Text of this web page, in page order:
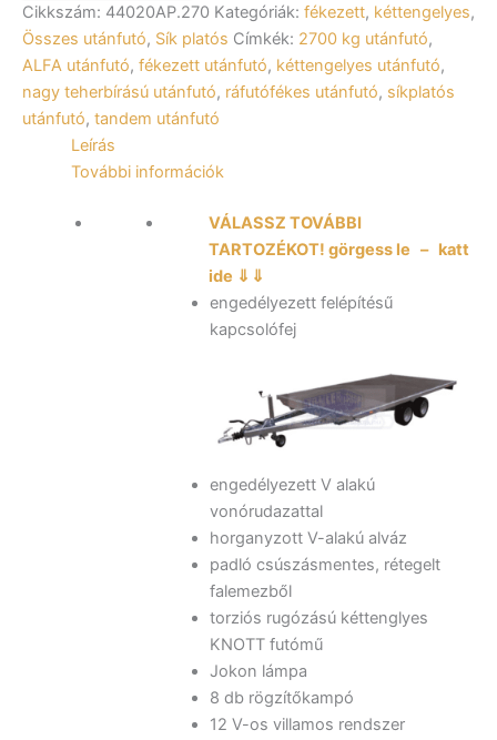
10"
kéttengelyes,
fékezett,
alsókerekes,
síkplatós,
uniplatós
utánfutó,
Cikkszám: 44020AP.270 Kategóriák: fékezett, kéttengelyes,
Összes utánfutó, Sík platós Címkék: 2700 kg utánfutó,
ALFA utánfutó, fékezett utánfutó, kéttengelyes utánfutó,
nagy teherbírású utánfutó, ráfutófékes utánfutó, síkplatós
utánfutó, tandem utánfutó
Leírás
További információk
VÁLASSZ TOVÁBBI
TARTOZÉKOT! görgess le – katt
ide ⇓⇓
engedélyezett felépítésű
kapcsolófej
engedélyezett V alakú
vonórudazattal
horganyzott V-alakú alváz
padló csúszásmentes, rétegelt
falemezből
torziós rugózású kéttenglyes
KNOTT futómű
Jokon lámpa
8 db rögzítőkampó
12 V-os villamos rendszer